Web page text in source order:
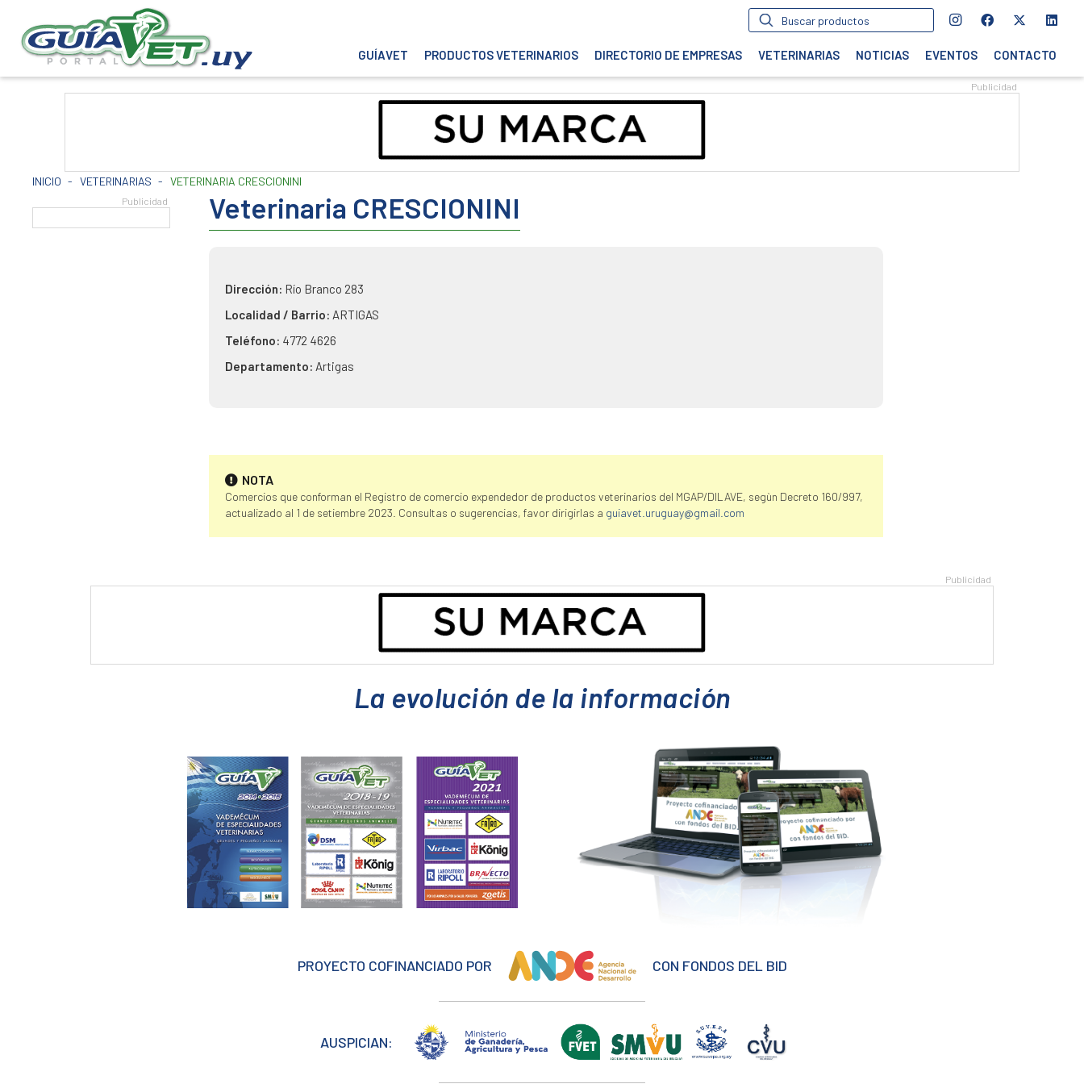
Búsqueda
de
GUÍAVET PRODUCTOS VETERINARIOS DIRECTORIO DE EMPRESAS VETERINARIAS NOTICIAS EVENTOS CONTACTO
INICIO - VETERINARIAS - VETERINARIA CRESCIONINI
Veterinaria CRESCIONINI
Dirección: Río Branco 283
Localidad / Barrio: ARTIGAS
Teléfono: 4772 4626
Departamento: Artigas
NOTA
Comercios que conforman el Registro de comercio expendedor de productos veterinarios del MGAP/DILAVE, segùn Decreto 160/997,
actualizado al 1 de setiembre 2023. Consultas o sugerencias, favor dirigirlas a guiavet.uruguay@gmail.com
La evolución de la información
PROYECTO COFINANCIADO POR CON FONDOS DEL BID
AUSPICIAN: